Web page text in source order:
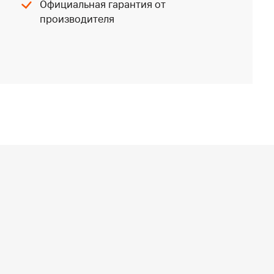
Официальная гарантия от
производителя